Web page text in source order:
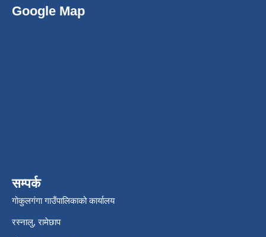
Google Map
सम्पर्क
गोकुलगंगा गाउँपालिकाको कार्यालय
रस्नालु, रामेछाप